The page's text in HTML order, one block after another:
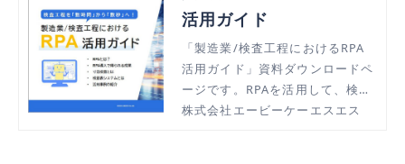
活用ガイド
「製造業/検査工程におけるRPA
活用ガイド」資料ダウンロードペ
ージです。RPAを活用して、検査
工程を「数時間」から「数秒」に
株式会社エービーケーエスエス